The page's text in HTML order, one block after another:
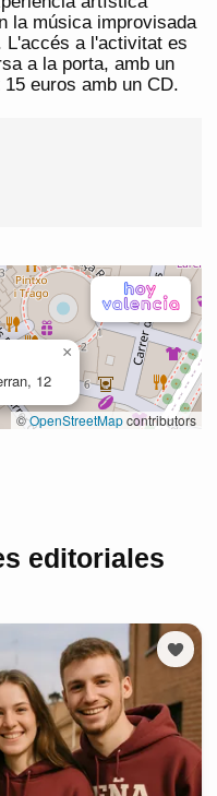
la música improvisada
L'accés a l'activitat es
a la porta, amb un
euros amb un CD.
editoriales